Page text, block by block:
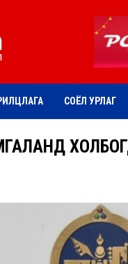
СОЁЛ УРЛАГ